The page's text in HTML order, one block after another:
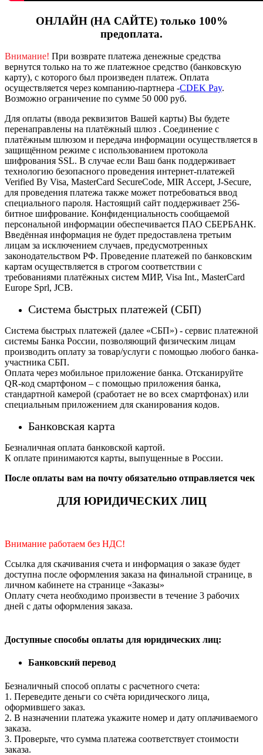
ОНЛАЙН (НА САЙТЕ) только 100%
предоплата.
Внимание! При возврате платежа денежные средства
вернутся только на то же платежное средство (банковскую
карту), с которого был произведен платеж. Оплата
осуществляется через компанию-партнера -CDEK Pay.
Возможно ограничение по сумме 50 000 руб.
Для оплаты (ввода реквизитов Вашей карты) Вы будете
перенаправлены на платёжный шлюз . Соединение с
платёжным шлюзом и передача информации осуществляется в
защищённом режиме с использованием протокола
шифрования SSL. В случае если Ваш банк поддерживает
технологию безопасного проведения интернет-платежей
Verified By Visa, MasterCard SecureCode, MIR Accept, J-Secure,
для проведения платежа также может потребоваться ввод
специального пароля. Настоящий сайт поддерживает 256-
битное шифрование. Конфиденциальность сообщаемой
персональной информации обеспечивается ПАО СБЕРБАНК.
Введённая информация не будет предоставлена третьим
лицам за исключением случаев, предусмотренных
законодательством РФ. Проведение платежей по банковским
картам осуществляется в строгом соответствии с
требованиями платёжных систем МИР, Visa Int., MasterCard
Europe Sprl, JCB.
Система быстрых платежей (СБП)
Система быстрых платежей (далее «СБП») - сервис платежной
системы Банка России, позволяющий физическим лицам
производить оплату за товар/услуги с помощью любого банка-
участника СБП.
Оплата через мобильное приложение банка. Отсканируйте
QR-код смартфоном – с помощью приложения банка,
стандартной камерой (сработает не во всех смартфонах) или
специальным приложением для сканирования кодов.
Банковская карта
Безналичная оплата банковской картой.
К оплате принимаются карты, выпущенные в России.
После оплаты вам на почту обязательно отправляется чек
ДЛЯ ЮРИДИЧЕСКИХ ЛИЦ
Внимание работаем без НДС!
Ссылка для скачивания счета и информация о заказе будет
доступна после оформления заказа на финальной странице, в
личном кабинете на странице «Заказы»
Оплату счета необходимо произвести в течение 3 рабочих
дней с даты оформления заказа.
Доступные способы оплаты для юридических лиц:
Банковский перевод
Безналичный способ оплаты с расчетного счета:
1. Переведите деньги со счёта юридического лица,
оформившего заказ.
2. В назначении платежа укажите номер и дату оплачиваемого
заказа.
3. Проверьте, что сумма платежа соответствует стоимости
заказа.